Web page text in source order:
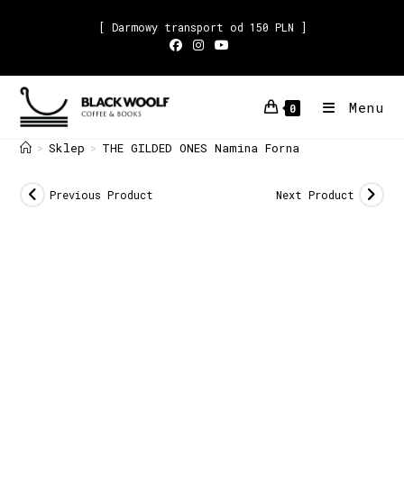
[ Darmowy transport od 150 PLN ]
0 Menu
> Sklep > THE GILDED ONES Namina Forna
Previous Product Next Product